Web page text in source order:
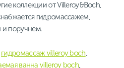
коллекции от Villeroy&Boch,
гидромассажем,
и поручнем.
гидромассаж villeroy boch,
ванна villeroy boch,